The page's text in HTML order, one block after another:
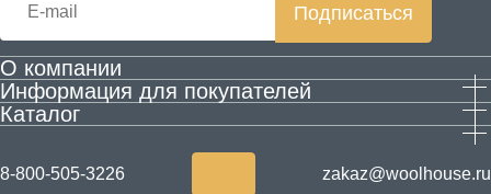
О компании
Производство
Контактная информация
Акции
Информация для покупателей
Гарантия и возврат
Согласие на обработку персональных данных
Согласие на получение рекламы
Каталог
Одежда
Товары для здоровья из шерсти
Подписаться
8-800-505-3226 zakaz@woolhouse.ru